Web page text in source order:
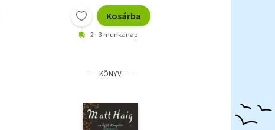
Kosárba
2 - 3 munkanap
KÖNYV